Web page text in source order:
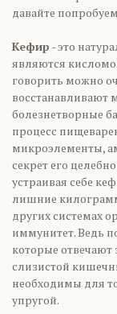
давайте
Кефир - это
являются
говорить можно
болезнетворные
процесс
микроэлементы,
секрет его
устраивая себе
лишние
других системах
иммунитет. Ведь
которые
слизистой
необходимы для
упругой.